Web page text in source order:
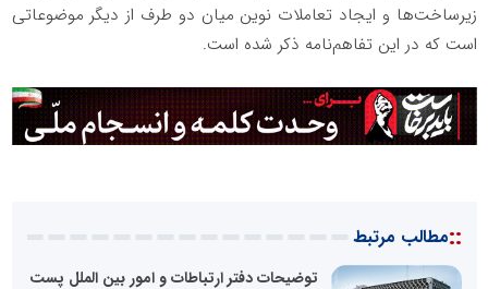
زیرساخت‌ها و ایجاد تعاملات نوین میان دو طرف از دیگر موضوعاتی
است که در این تفاهم‌نامه ذکر شده است.
::مطالب مرتبط
توضیحات دفتر ارتباطات و امور بین الملل پست